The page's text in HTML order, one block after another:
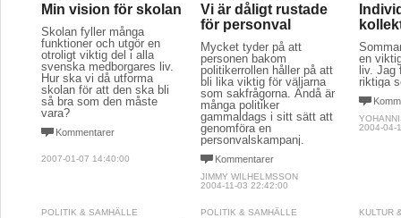
Min vision för skolan
Skolan fyller många
funktioner och utgör en
otroligt viktig del i alla
svenska medborgares liv.
Hur ska vi då utforma
skolan för att den ska bli
så bra som den måste
vara?
Kommentarer
2007-01-07 14:40:00
Vi är dåligt rustade
för personval
Mycket tyder på att
personen bakom
politikerrollen håller på att
bli lika viktig för väljarna
som sakfrågorna. Ändå är
många politiker
gammaldags i sitt sätt att
genomföra en
personvalskampanj.
Kommentarer
JIMMY WILHELMSSON
2004-11-03 22:42:00
en
liv.
riktiga
2004-04-
POLITIK & SAMHÄLLE POLITIK & SAMHÄLLE KULTUR